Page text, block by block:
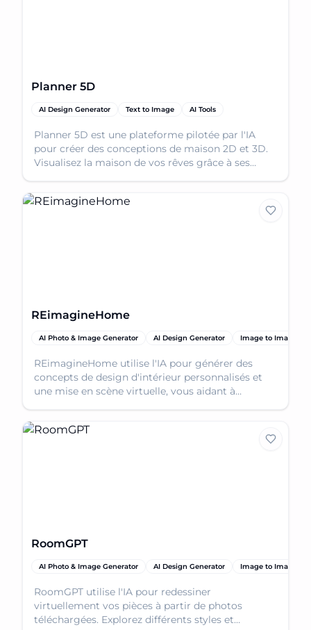
Planner 5D
AI Design Generator Text to Image AI Tools
Planner 5D est une plateforme pilotée par l'IA
pour créer des conceptions de maison 2D et 3D.
Visualisez la maison de vos rêves grâce à ses
REimagineHome
AI Photo & Image Generator AI Design Generator Image to Image
REimagineHome utilise l'IA pour générer des
concepts de design d'intérieur personnalisés et
une mise en scène virtuelle, vous aidant à
RoomGPT
AI Photo & Image Generator AI Design Generator Image to Image
RoomGPT utilise l'IA pour redessiner
virtuellement vos pièces à partir de photos
téléchargées. Explorez différents styles et